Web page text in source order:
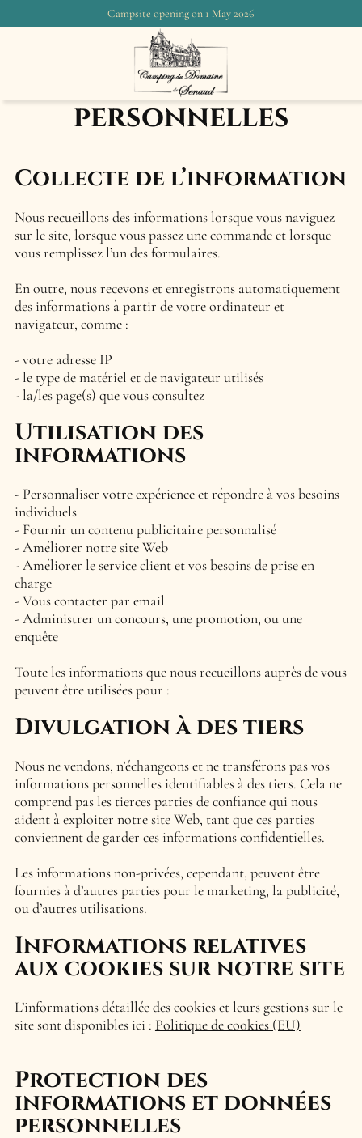
Campsite opening on 1 May 2026
Confidentialité et
données
personnelles
Collecte de l’information
Nous recueillons des informations lorsque vous naviguez
sur le site, lorsque vous passez une commande et lorsque
vous remplissez l’un des formulaires.
En outre, nous recevons et enregistrons automatiquement
des informations à partir de votre ordinateur et
navigateur, comme :
votre adresse IP
le type de matériel et de navigateur utilisés
la/les page(s) que vous consultez
Utilisation des
informations
Personnaliser votre expérience et répondre à vos besoins
individuels
Fournir un contenu publicitaire personnalisé
Améliorer notre site Web
Améliorer le service client et vos besoins de prise en
charge
Vous contacter par email
Administrer un concours, une promotion, ou une
enquête
Toute les informations que nous recueillons auprès de vous
peuvent être utilisées pour :
Divulgation à des tiers
Nous ne vendons, n’échangeons et ne transférons pas vos
informations personnelles identifiables à des tiers. Cela ne
comprend pas les tierces parties de confiance qui nous
aident à exploiter notre site Web, tant que ces parties
conviennent de garder ces informations confidentielles.
Les informations non-privées, cependant, peuvent être
fournies à d’autres parties pour le marketing, la publicité,
ou d’autres utilisations.
Informations relatives
aux cookies sur notre site
L’informations détaillée des cookies et leurs gestions sur le
site sont disponibles ici : Politique de cookies (EU)
Protection des
informations et données
personnelles